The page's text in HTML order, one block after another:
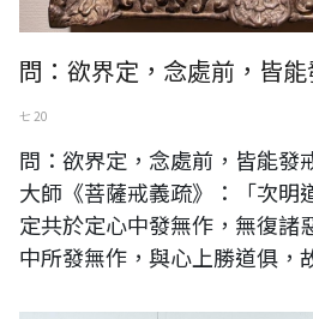
問：欲界定，念處前，皆能
七 20
問：欲界定，念處前，皆能發
大師《菩薩戒義疏》：「次明
定共於定心中發無作，無復諸
中所發無作，與心上勝道俱，